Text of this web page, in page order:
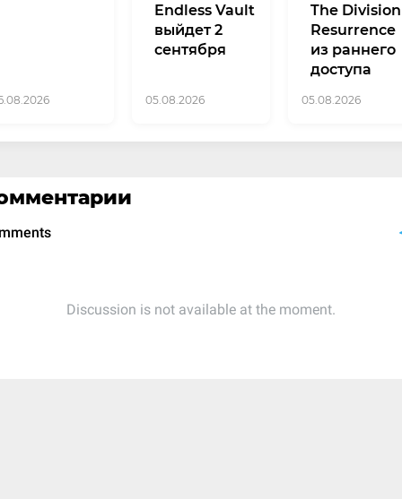
Endless Vault
выйдет 2
сентября
05.08.2026
The Division
Resurrence
из раннего
доступа
05.08.2026